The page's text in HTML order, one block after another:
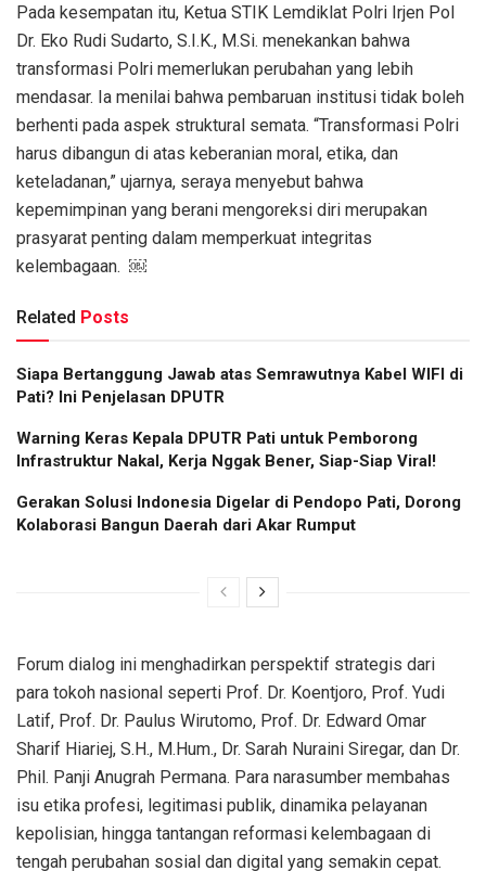
Pada kesempatan itu, Ketua STIK Lemdiklat Polri Irjen Pol
Dr. Eko Rudi Sudarto, S.I.K., M.Si. menekankan bahwa
transformasi Polri memerlukan perubahan yang lebih
mendasar. Ia menilai bahwa pembaruan institusi tidak boleh
berhenti pada aspek struktural semata. “Transformasi Polri
harus dibangun di atas keberanian moral, etika, dan
keteladanan,” ujarnya, seraya menyebut bahwa
kepemimpinan yang berani mengoreksi diri merupakan
prasyarat penting dalam memperkuat integritas
kelembagaan. ￼
Related Posts
Siapa Bertanggung Jawab atas Semrawutnya Kabel WIFI di
Pati? Ini Penjelasan DPUTR
Warning Keras Kepala DPUTR Pati untuk Pemborong
Infrastruktur Nakal, Kerja Nggak Bener, Siap-Siap Viral!
Gerakan Solusi Indonesia Digelar di Pendopo Pati, Dorong
Kolaborasi Bangun Daerah dari Akar Rumput
Forum dialog ini menghadirkan perspektif strategis dari
para tokoh nasional seperti Prof. Dr. Koentjoro, Prof. Yudi
Latif, Prof. Dr. Paulus Wirutomo, Prof. Dr. Edward Omar
Sharif Hiariej, S.H., M.Hum., Dr. Sarah Nuraini Siregar, dan Dr.
Phil. Panji Anugrah Permana. Para narasumber membahas
isu etika profesi, legitimasi publik, dinamika pelayanan
kepolisian, hingga tantangan reformasi kelembagaan di
tengah perubahan sosial dan digital yang semakin cepat.